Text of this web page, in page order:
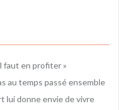
faut en profiter »
au temps passé ensemble
lui donne envie de vivre